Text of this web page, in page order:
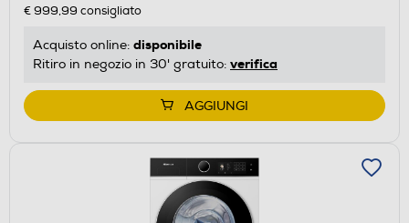
€ 999,99 consigliato
Acquisto online: disponibile
Ritiro in negozio in 30' gratuito: verifica
AGGIUNGI